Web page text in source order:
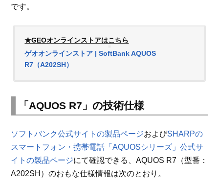
です。
★GEOオンラインストアはこちら
ゲオオンラインストア | SoftBank AQUOS
R7（A202SH）
「AQUOS R7」の技術仕様
ソフトバンク公式サイトの製品ページおよびSHARPの
スマートフォン・携帯電話「AQUOSシリーズ」公式サ
イトの製品ページにて確認できる、AQUOS R7（型番：
A202SH）のおもな仕様情報は次のとおり。